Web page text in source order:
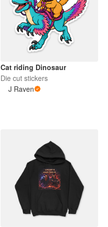
Cat riding Dinosaur
Die cut stickers
J Raven